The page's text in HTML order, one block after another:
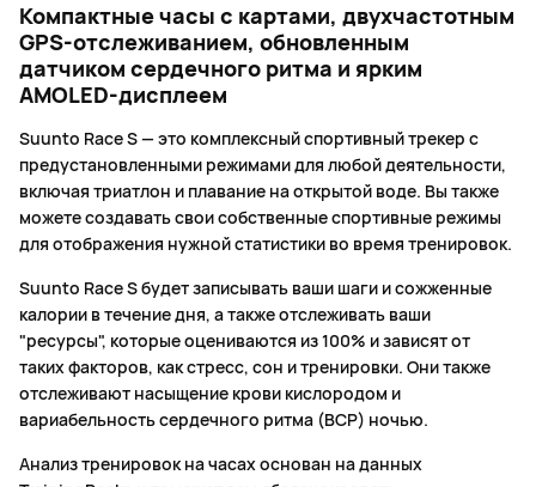
Компактные часы с картами, двухчастотным
GPS-отслеживанием, обновленным
датчиком сердечного ритма и ярким
AMOLED-дисплеем
Suunto Race S — это комплексный спортивный трекер с
предустановленными режимами для любой деятельности,
включая триатлон и плавание на открытой воде. Вы также
можете создавать свои собственные спортивные режимы
для отображения нужной статистики во время тренировок.
Suunto Race S будет записывать ваши шаги и сожженные
калории в течение дня, а также отслеживать ваши
"ресурсы", которые оцениваются из 100% и зависят от
таких факторов, как стресс, сон и тренировки. Они также
отслеживают насыщение крови кислородом и
вариабельность сердечного ритма (ВСР) ночью.
Анализ тренировок на часах основан на данных